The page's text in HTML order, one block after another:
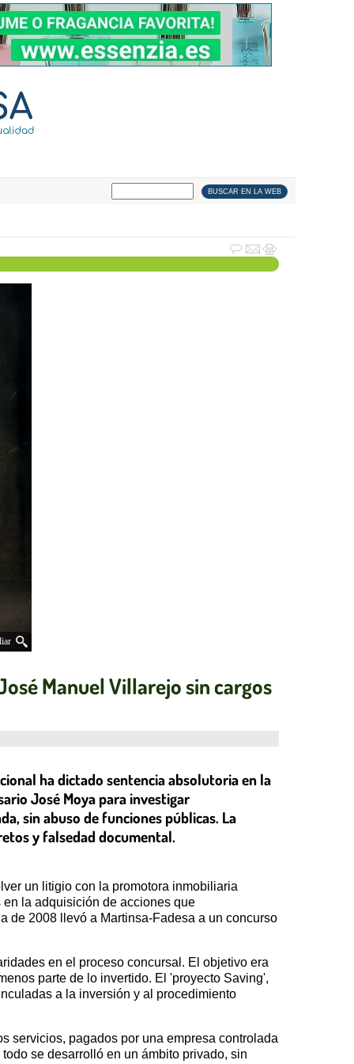
Manuel Villarejo sin cargos
ha dictado sentencia absolutoria en la
José Moya para investigar
sin abuso de funciones públicas. La
y falsedad documental.
un litigio con la promotora inmobiliaria
la adquisición de acciones que
de 2008 llevó a Martinsa-Fadesa a un concurso
en el proceso concursal. El objetivo era
parte de lo invertido. El 'proyecto Saving',
a la inversión y al procedimiento
servicios, pagados por una empresa controlada
se desarrolló en un ámbito privado, sin